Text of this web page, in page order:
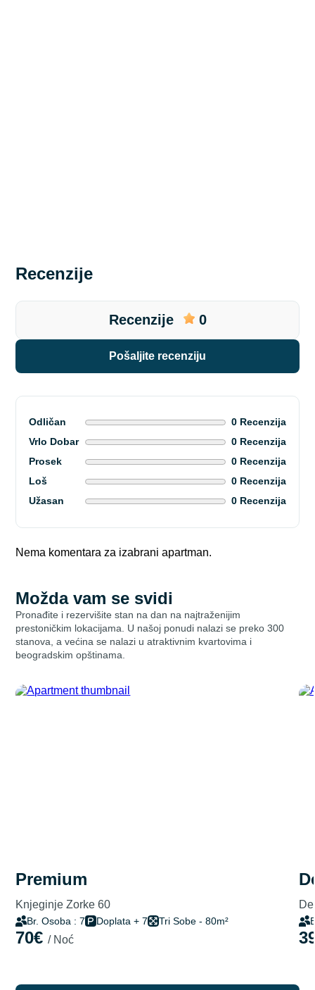
Recenzije
Recenzije 0
pošaljite recenziju
Odličan
0 Recenzija
Vrlo Dobar
0 Recenzija
Prosek
0 Recenzija
Loš
0 Recenzija
Užasan
0 Recenzija
Nema komentara za izabrani apartman.
Možda vam se svidi
Pronađite i rezervišite stan na dan na najtraženijim
prestoničkim lokacijama. U našoj ponudi nalazi se preko 300
stanova, a većina se nalazi u atraktivnim kvartovima i
beogradskim opštinama.
premium
Knjeginje Zorke 60
Br. Osoba : 7 Doplata + 7 Tri Sobe - 80m²
70€/ Noć